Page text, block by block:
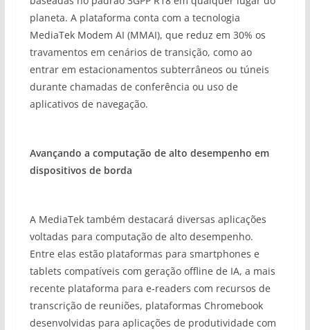
planeta. A plataforma conta com a tecnologia
MediaTek Modem AI (MMAI), que reduz em 30% os
travamentos em cenários de transição, como ao
entrar em estacionamentos subterrâneos ou túneis
durante chamadas de conferência ou uso de
aplicativos de navegação.
Avançando a computação de alto desempenho em
dispositivos de borda
A MediaTek também destacará diversas aplicações
voltadas para computação de alto desempenho.
Entre elas estão plataformas para smartphones e
tablets compatíveis com geração offline de IA, a mais
recente plataforma para e-readers com recursos de
transcrição de reuniões, plataformas Chromebook
desenvolvidas para aplicações de produtividade com